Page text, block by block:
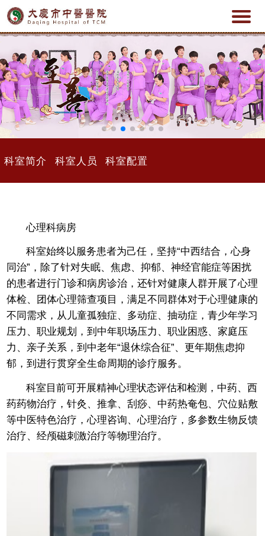
科室简介 科室人员 科室配置
心理科病房
科室始终以服务患者为己任，坚持“中西结合，心身
同治”，除了针对失眠、焦虑、抑郁、神经官能症等困扰
的患者进行门诊和病房诊治，还针对健康人群开展了心理
体检、团体心理筛查项目，满足不同群体对于心理健康的
不同需求，从儿童孤独症、多动症、抽动症，青少年学习
压力、职业规划，到中年职场压力、职业困惑、家庭压
力、亲子关系，到中老年“退休综合征”、更年期焦虑抑
郁，到进行贯穿全生命周期的诊疗服务。
科室目前可开展精神心理状态评估和检测，中药、西
药药物治疗，针灸、推拿、刮痧、中药热奄包、穴位贴敷
等中医特色治疗，心理咨询、心理治疗，多参数生物反馈
治疗、经颅磁刺激治疗等物理治疗。